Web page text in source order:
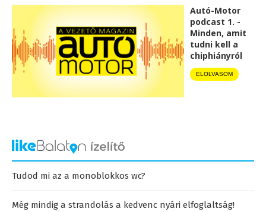
Autó-Motor
podcast 1. -
Minden, amit
tudni kell a
chiphiányról
ELOLVASOM
Tudod mi az a monoblokkos wc?
Még mindig a strandolás a kedvenc nyári elfoglaltság!